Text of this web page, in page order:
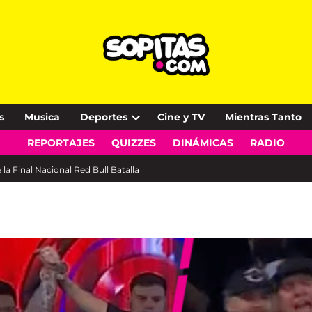
Musica Deportes
Open
dropdown
Cine y TV Mientras Tanto
REPORTAJES QUIZZES DINÁMICAS RADIO
Final Nacional Red Bull Batalla